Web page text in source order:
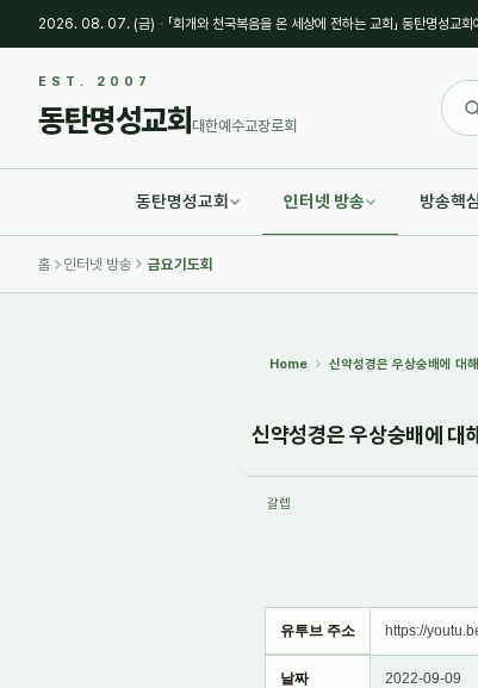
2026. 08. 07. (금) · 「회개와 천국복음을 온 세상에 전하는 교회」 동탄명성교
EST. 2007
동탄명성교회 대한예수교장로회
동탄명성교회 인터넷 방송 방송핵
홈 인터넷 방송 금요기도회
Home 신약성경은 우상숭배에
신약성경은 우상숭배에
갈렙
유투브 주소 https://
날짜 2022-09-09
Sketchbook5, 스케치북5
Sketchbook5, 스케치북5
Sketchbook5, 스케치북5
Sketchbook5, 스케치북5